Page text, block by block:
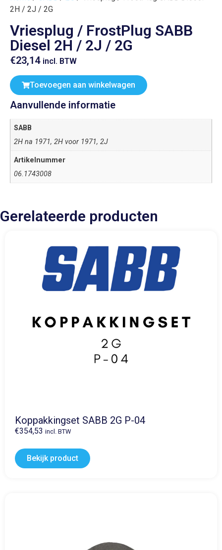
2H / 2J / 2G
Vriesplug / FrostPlug SABB
Diesel 2H / 2J / 2G
€23,14 incl. BTW
Toevoegen aan winkelwagen
Aanvullende informatie
SABB
2H na 1971, 2H voor 1971, 2J
Artikelnummer
06.1743008
Gerelateerde producten
Koppakkingset SABB 2G P-04
€354,53 incl. BTW
Bekijk product